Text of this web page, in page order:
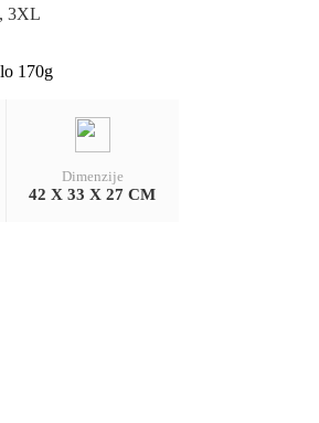
3XL
170g
Dimenzije
42 X 33 X 27 CM